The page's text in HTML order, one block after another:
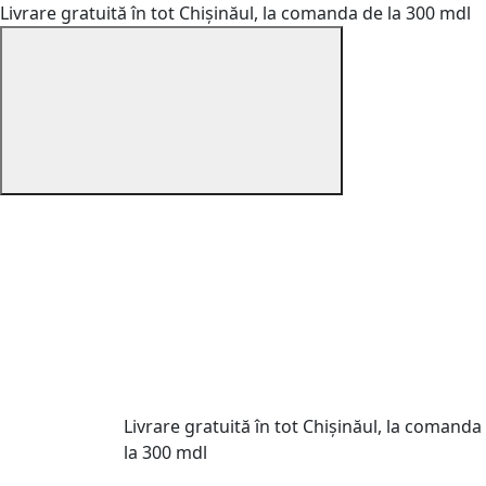
Livrare gratuită în tot Chișinăul, la comanda de la 300 mdl
Livrare gratuită în tot Chișinăul, la comanda
la 300 mdl